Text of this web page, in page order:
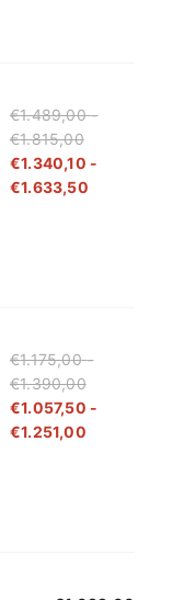
€1.489,00 -
€1.815,00
€1.489,00
tot
€1.815,00
€1.340,10 -
€1.633,50
€1.340,10
€1.633,50
€1.175,00 -
€1.390,00
€1.175,00
tot
€1.390,00
€1.057,50 -
€1.251,00
€1.057,50
tot
€1.251,00